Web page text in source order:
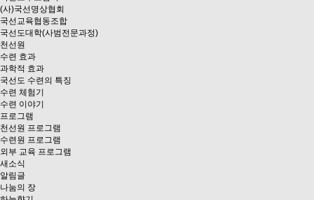
(사)국선명상협회
국선교육협동조합
국선도대학(사범전문과정)
천선원
수련 효과
과학적 효과
국선도 수련의 특징
수련 체험기
수련 이야기
프로그램
천선원 프로그램
수련원 프로그램
외부 교육 프로그램
새소식
알림글
나눔의 장